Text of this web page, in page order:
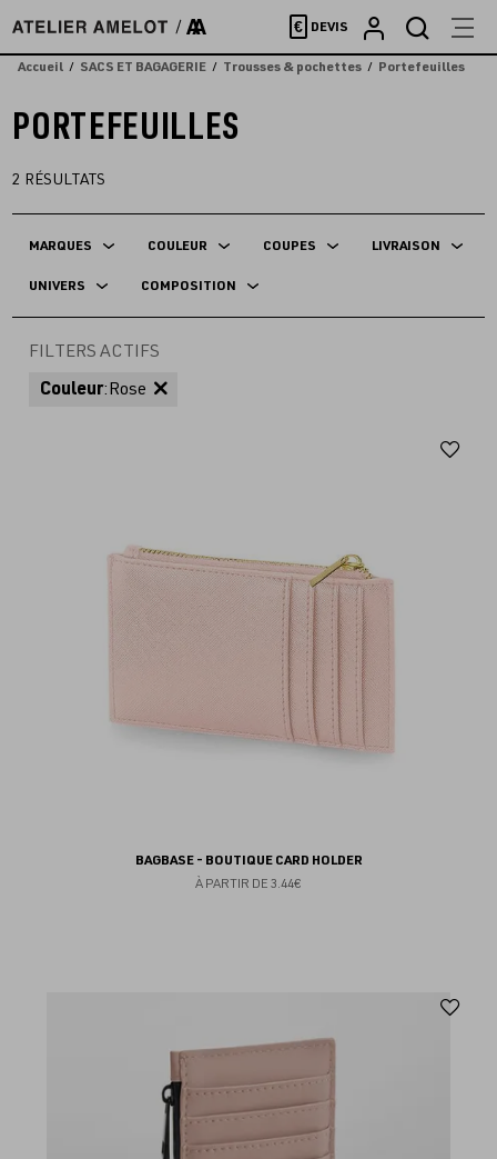
directement
au
€ DEVIS
Accueil SACS ET BAGAGERIE Trousses & pochettes Portefeuilles
PORTEFEUILLES
2 RÉSULTATS
MARQUES COULEUR COUPES LIVRAISON
UNIVERS COMPOSITION
FILTERS ACTIFS
Couleur:Rose
BAGBASE - BOUTIQUE CARD HOLDER
À PARTIR DE 3.44€